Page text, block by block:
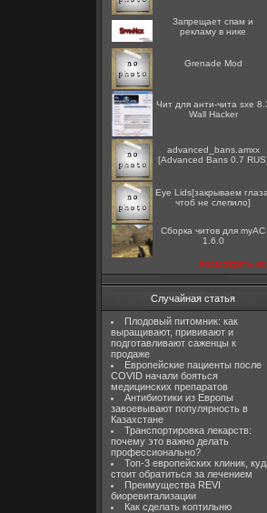
Запрещает спам и
рекламу в нике
Grenade Mod
Чит для анти-чита sxe
Wall Hacker
advanced_bans.amxx
[Advanced Bans 0.7 RUS]
Eye Lids[закрываем глаза,
чтоб не слепило]
Сборка читов для myAC
1.6.0
посмотреть
Случайная статья
Плодовый питомник: как
выращивают, прививают и
подготавливают саженцы к
продаже
Европейские пациенты после
COVID начали бояться
медицинских препаратов
Антибиотики из Европы
завоевывают популярность в
Казахстане
Транспортировка лекарств:
почему это важно делать
профессионально?
Топ-3 европейских клиник,
стоит обратиться за лечением
Преимущества REVI
биоревитализации
Как сделать коптильню